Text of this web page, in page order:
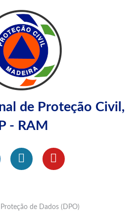
de Proteção Civil,
IP - RAM
de Dados (DPO)